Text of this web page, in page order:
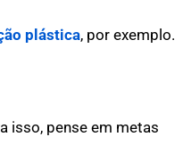
plástica, por exemplo.
isso, pense em metas